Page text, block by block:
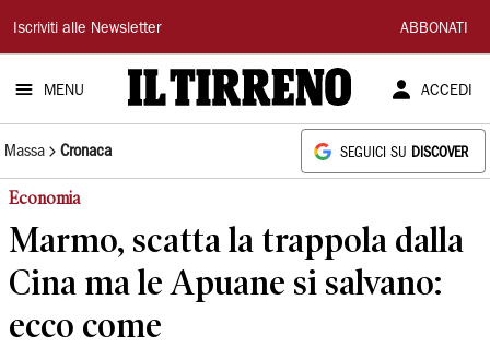
Il
Tirreno
Iscriviti alle Newsletter ABBONATI
MENU ACCEDI
Massa Cronaca SEGUICI SU DISCOVER
Economia
Marmo, scatta la trappola dalla
Cina ma le Apuane si salvano:
ecco come